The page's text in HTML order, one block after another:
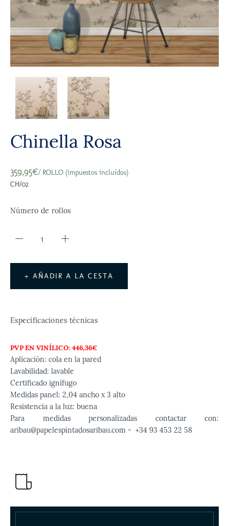
Chinella Rosa
359,95€/ ROLLO (impuestos incluídos)
CH/02
Número de rollos
+ AÑADIR A LA CESTA
Especificaciones técnicas
PVP EN VINÍLICO: 446,36€
Aplicación: cola en la pared
Lavabilidad: lavable
Certificado ignífugo
Medidas panel: 2,04 ancho x 3 alto
Resistencia a la luz: buena
Para medidas personalizadas contactar con:
aribau@papelespintadosaribau.com - +34 93 453 22 58